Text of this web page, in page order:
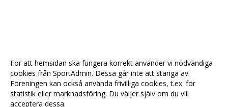
För att hemsidan ska fungera korrekt använder vi nödvändiga
cookies från SportAdmin. Dessa går inte att stänga av.
Föreningen kan också använda frivilliga cookies, t.ex. för
statistik eller marknadsföring. Du väljer själv om du vill
acceptera dessa.